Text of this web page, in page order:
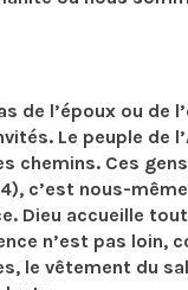
de l’époux ou
Le peuple
chemins. Ces
c’est nous-
Dieu accueille
n’est pas loin,
le vêtement du